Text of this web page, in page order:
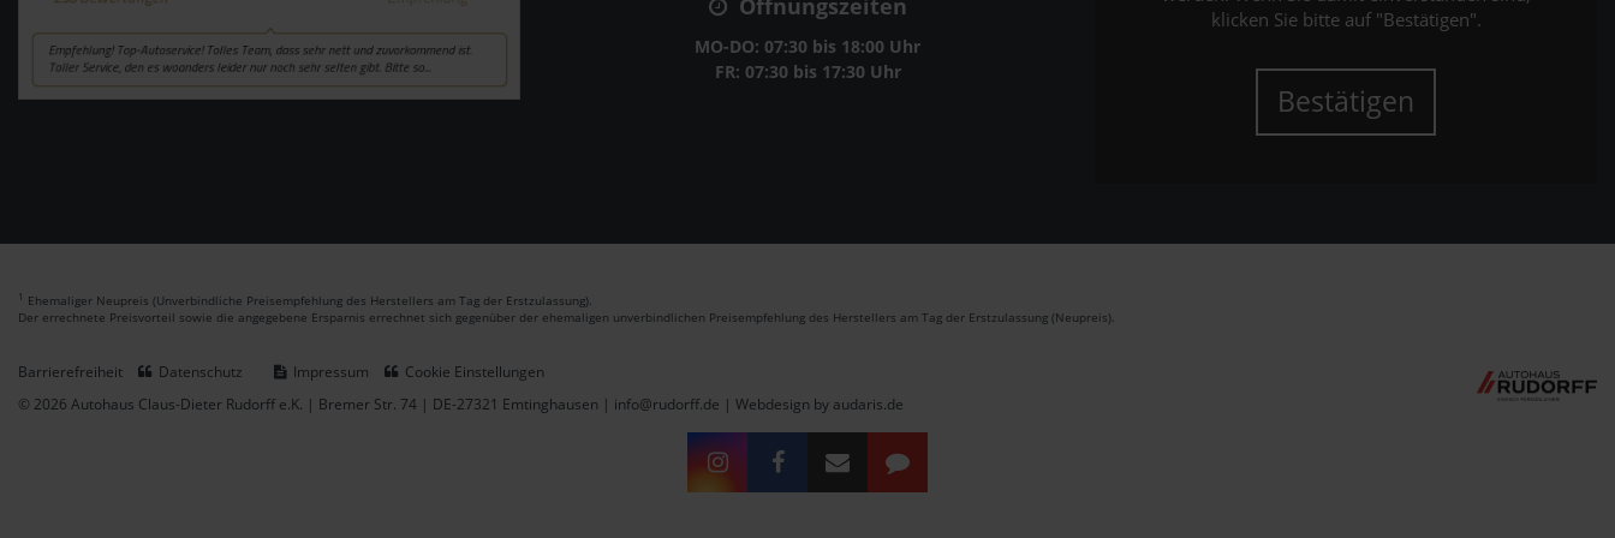
Öffnungszeiten
MO-DO: 07:30 bis 18:00 Uhr
FR: 07:30 bis 17:30 Uhr
klicken Sie bitte auf "Bestätigen".
Bestätigen
1 Ehemaliger Neupreis (Unverbindliche Preisempfehlung des Herstellers am Tag der Erstzulassung).
Der errechnete Preisvorteil sowie die angegebene Ersparnis errechnet sich gegenüber der ehemaligen unverbindlichen Preisempfehlung des Herstellers am Tag der Erstzulassung (Neupreis).
Barrierefreiheit Datenschutz Impressum
Cookie Einstellungen
© 2026 Autohaus Claus-Dieter Rudorff e.K. | Bremer Str. 74 | DE-27321 Emtinghausen | info@rudorff.de | Webdesign by audaris.de